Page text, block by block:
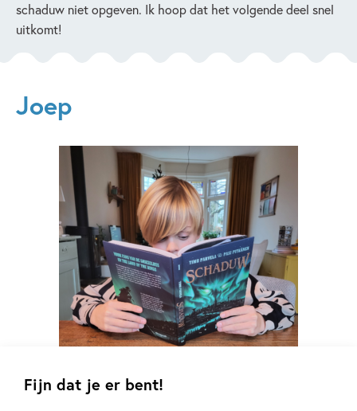
Fijn dat je er bent!
schaduw niet opgeven. Ik hoop dat het volgende deel snel
uitkomt!
Joep